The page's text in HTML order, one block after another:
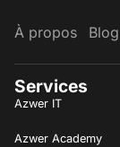
À propos Blog
Services
Azwer IT
Azwer Academy